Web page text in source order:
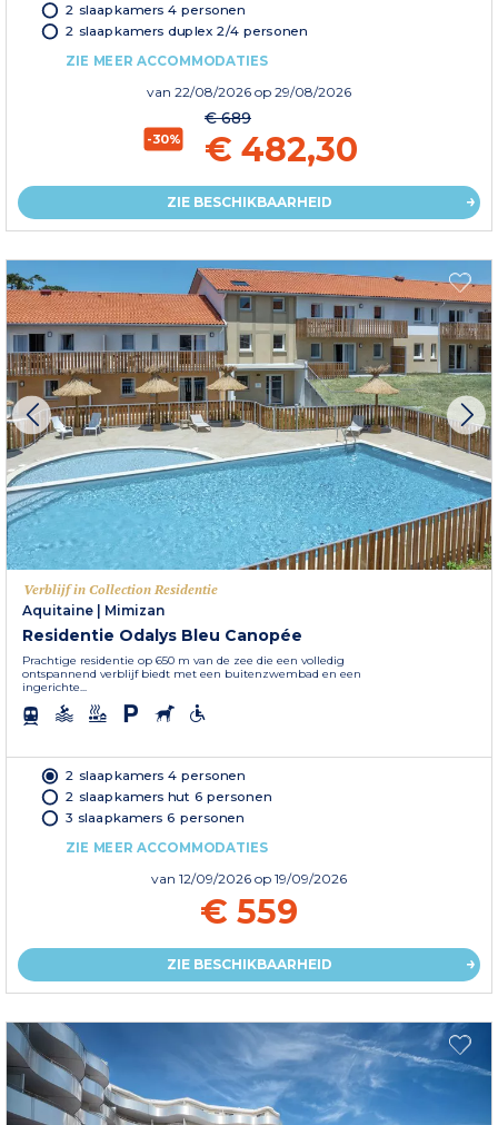
2 slaapkamers 4 personen
2 slaapkamers duplex 2/4 personen
ZIE MEER ACCOMMODATIES
van 22/08/2026 op 29/08/2026
-30%
€ 689
€ 482,30
ZIE BESCHIKBAARHEID
Verblijf in Collection Residentie
Aquitaine
Mimizan
Residentie Odalys Bleu Canopée
Prachtige residentie op 650 m van de zee die een volledig
ontspannend verblijf biedt met een buitenzwembad en een
ingerichte...
2 slaapkamers 4 personen
2 slaapkamers hut 6 personen
3 slaapkamers 6 personen
ZIE MEER ACCOMMODATIES
van 12/09/2026 op 19/09/2026
€ 559
ZIE BESCHIKBAARHEID